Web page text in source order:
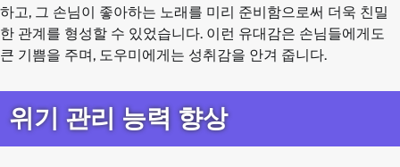
하고, 그 손님이 좋아하는 노래를 미리 준비함으로써 더욱 친밀
한 관계를 형성할 수 있었습니다. 이런 유대감은 손님들에게도
큰 기쁨을 주며, 도우미에게는 성취감을 안겨 줍니다.
위기 관리 능력 향상